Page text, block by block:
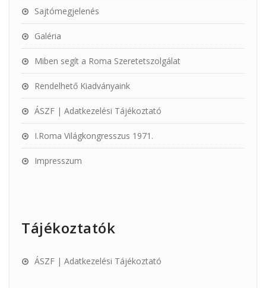
Sajtómegjelenés
Galéria
Miben segít a Roma Szeretetszolgálat
Rendelhető Kiadványaink
ÁSZF | Adatkezelési Tájékoztató
I.Roma Világkongresszus 1971.
Impresszum
Tájékoztatók
ÁSZF | Adatkezelési Tájékoztató